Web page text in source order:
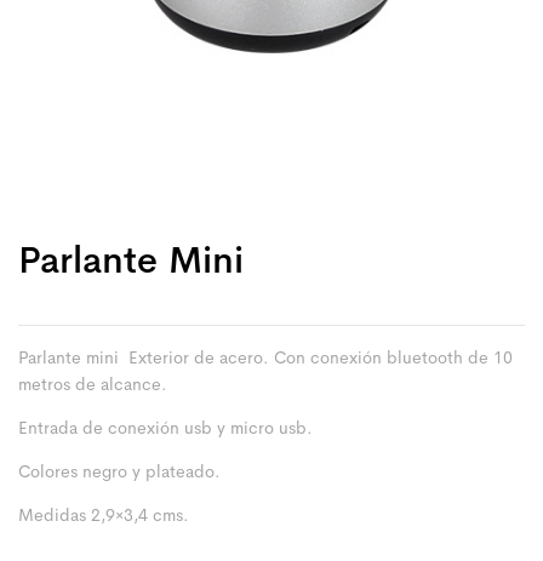
Parlante Mini
Parlante mini Exterior de acero. Con conexión bluetooth de 10
metros de alcance.
Entrada de conexión usb y micro usb.
Colores negro y plateado.
Medidas 2,9×3,4 cms.